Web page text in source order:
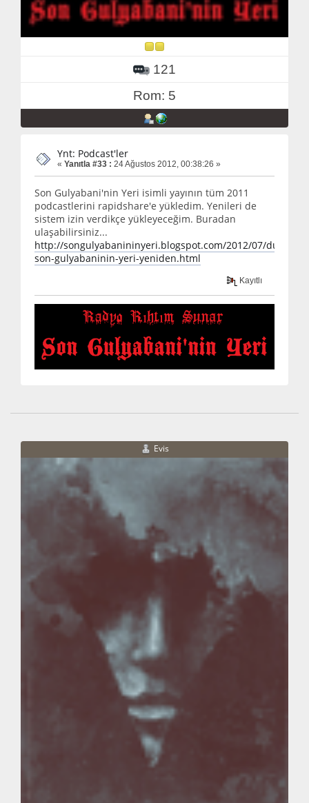
121
Rom: 5
Ynt: Podcast'ler
« Yanıtla #33 : 24 Ağustos 2012, 00:38:26 »
Son Gulyabani'nin Yeri isimli yayının tüm 2011
podcastlerini rapidshare'e yükledim. Yenileri de
sistem izin verdikçe yükleyeceğim. Buradan
ulaşabilirsiniz...
http://songulyabanininyeri.blogspot.com/2012/07/duyuru-
son-gulyabaninin-yeri-yeniden.html
Kayıtlı
Evis